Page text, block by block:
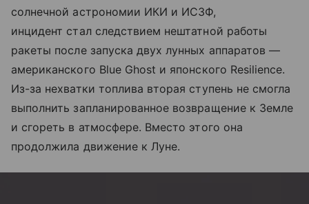
солнечной астрономии ИКИ и ИСЗФ,
инцидент стал следствием нештатной работы
ракеты после запуска двух лунных аппаратов —
американского Blue Ghost и японского Resilience.
Из-за нехватки топлива вторая ступень не смогла
выполнить запланированное возвращение к Земле
и сгореть в атмосфере. Вместо этого она
продолжила движение к Луне.